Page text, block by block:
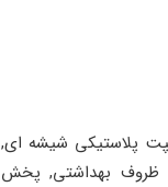
پلاستیکی شیشه ای,
ظروف بهداشتی, پخش